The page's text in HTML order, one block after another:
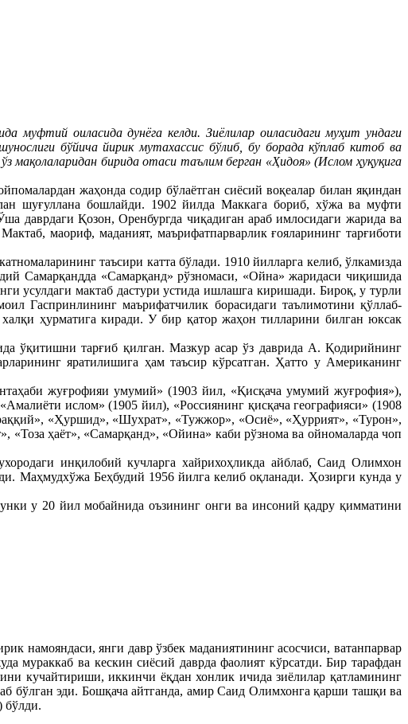
оиласида дунёга келди. Зиёлилар оиласидаги муҳит ундаги
бўйича йирик мутахассис бўлиб, бу борада кўплаб китоб ва
мақолаларидан бирида отаси таълим берган «Ҳидоя» (Ислом ҳуқуқига
жаҳонда содир бўлаётган сиёсий воқеалар билан яқиндан
шуғуллана бошлайди. 1902 йилда Маккага бориб, хўжа ва муфти
даврдаги Қозон, Оренбургда чиқадиган араб имлосидаги жарида ва
маориф, маданият, маърифатпарварлик ғояларининг тарғиботи
таъсири катта бўлади. 1910 йилларга келиб, ўлкамизда
Самарқандда «Самарқанд» рўзномаси, «Ойна» жаридаси чиқишида
усулдаги мактаб дастури устида ишлашга киришади. Бироқ, у турли
Гаспринлининг маърифатчилик борасидаги таълимотини қўллаб-
ҳурматига киради. У бир қатор жаҳон тилларини билган юксак
ўқитишни тарғиб қилган. Мазкур асар ўз даврида А. Қодирийнинг
яратилишига ҳам таъсир кўрсатган. Ҳатто у Американинг
жуғрофияи умумий» (1903 йил, «Қисқача умумий жуғрофия»),
ислом» (1905 йил), «Россиянинг қисқача географияси» (1908
«Ҳуршид», «Шухрат», «Тужжор», «Осиё», «Ҳуррият», «Турон»,
ҳаёт», «Самарқанд», «Ойина» каби рўзнома ва ойномаларда чоп
инқилобий кучларга хайрихоҳликда айблаб, Саид Олимхон
Маҳмудхўжа Беҳбудий 1956 йилга келиб оқланади. Ҳозирги кунда у
у 20 йил мобайнида оъзининг онги ва инсоний қадру қимматини
янги давр ўзбек маданиятининг асосчиси, ватанпарвар
мураккаб ва кескин сиёсий даврда фаолият кўрсатди. Бир тарафдан
кучайтириши, иккинчи ёқдан хонлик ичида зиёлилар қатламининг
бўлган эди. Бошқача айтганда, амир Саид Олимхонга қарши ташқи ва
бўлди.